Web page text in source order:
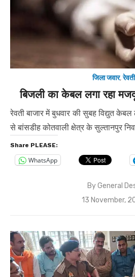
जिला जवार,रेवती
बिजली का केबल लगा रहा
रेवती बाजार में बुधवार की सुबह विद्युत
से बांसडीह कोतवाली क्षेत्र के सुल्तानपुर
Share PLEASE:
WhatsApp
ByGeneral
Posted
13 November,